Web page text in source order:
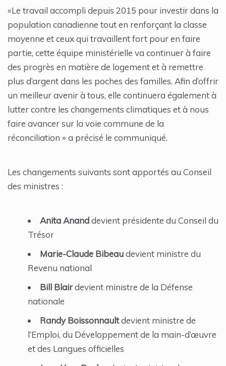
«Le travail accompli depuis 2015 pour investir dans la
population canadienne tout en renforçant la classe
moyenne et ceux qui travaillent fort pour en faire
partie, cette équipe ministérielle va continuer à faire
des progrès en matière de logement et à remettre
plus d’argent dans les poches des familles. Afin d’offrir
un meilleur avenir à tous, elle continuera également à
lutter contre les changements climatiques et à nous
faire avancer sur la voie commune de la
réconciliation » a précisé le communiqué.
Les changements suivants sont apportés au Conseil
des ministres :
Anita Ananddevient présidente du Conseil du
Trésor
Marie-Claude Bibeaudevient ministre du
Revenu national
Bill Blairdevient ministre de la Défense
nationale
Randy Boissonnaultdevient ministre de
l’Emploi, du Développement de la main-d’œuvre
et des Langues officielles